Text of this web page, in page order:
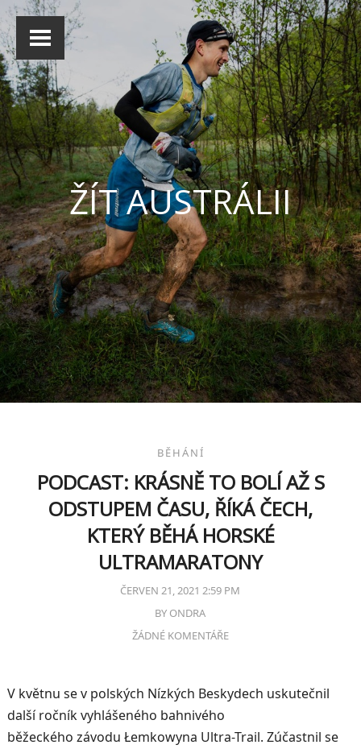
ŽÍT AUSTRÁLII
BĚHÁNÍ
PODCAST: KRÁSNĚ TO BOLÍ AŽ S
ODSTUPEM ČASU, ŘÍKÁ ČECH,
KTERÝ BĚHÁ HORSKÉ
ULTRAMARATONY
ČERVEN 21, 2021 2:59 PM
BY ONDRA
ŽÁDNÉ KOMENTÁŘE
V květnu se v polských Nízkých Beskydech uskutečnil
další ročník vyhlášeného bahnivého
běžeckého závodu Łemkowyna Ultra-Trail. Zúčastnil se